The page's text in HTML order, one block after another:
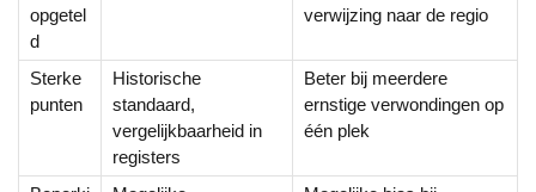
opgetel
d
verwijzing naar de regio
Sterke
punten
Historische
standaard,
vergelijkbaarheid in
registers
Beter bij meerdere
ernstige verwondingen op
één plek